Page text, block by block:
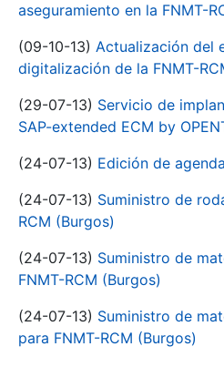
aseguramiento en la FNMT-
(09-10-13) Actualización del
digitalización de la FNMT-
(29-07-13) Servicio de
SAP-extended ECM by
(24-07-13) Edición de
(24-07-13) Suministro de
RCM (Burgos)
(24-07-13) Suministro de
FNMT-RCM (Burgos)
(24-07-13) Suministro de
para FNMT-RCM (Burgos)